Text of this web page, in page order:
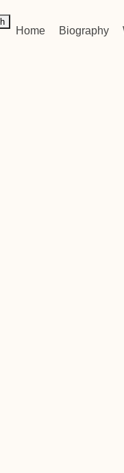
Home Biography